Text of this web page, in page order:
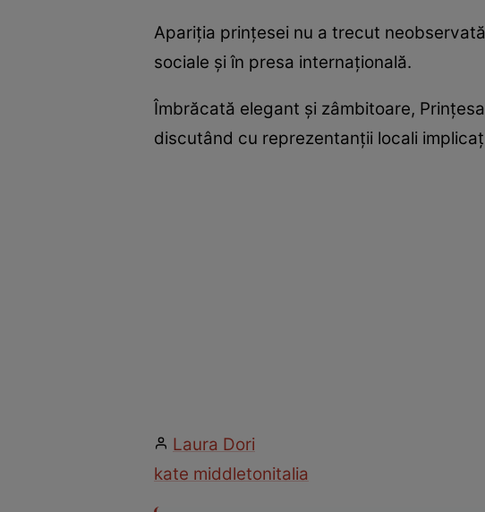
Apariția prințesei nu a trecut
sociale și în presa internațională.
Îmbrăcată elegant și zâmbitoare,
discutând cu reprezentanții locali
Laura Dori
kate middletonitalia